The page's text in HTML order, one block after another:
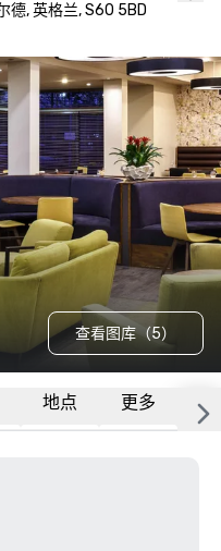
德, 英格兰, S60 5BD
查看图库（5）
地点 更多 常